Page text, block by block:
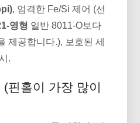
, 엄격한 Fe/Si 제어 (선
영형 일반 8011-O보다
제공합니다.), 보호된 세
.
핀홀이 가장 많이